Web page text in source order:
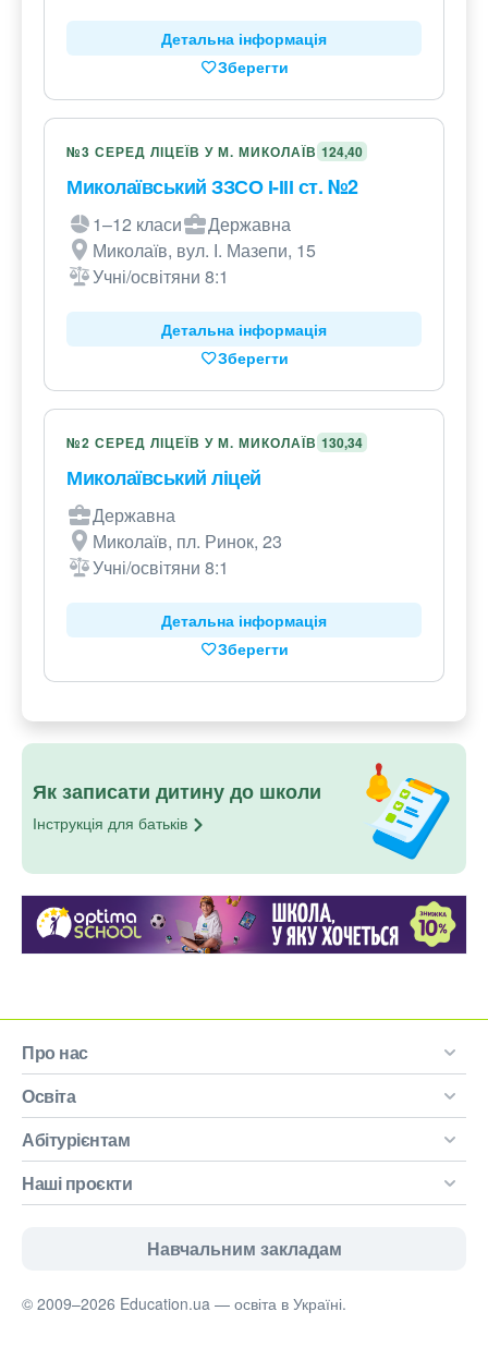
Детальна інформація
Зберегти
№3 СЕРЕД ЛІЦЕЇВ У М. МИКОЛАЇВ 124,40
Миколаївський ЗЗСО І-ІІІ ст. №2
1–12 класи
Державна
Миколаїв, вул. І. Мазепи, 15
Учні/освітяни 8:1
Детальна інформація
Зберегти
№2 СЕРЕД ЛІЦЕЇВ У М. МИКОЛАЇВ 130,34
Миколаївський ліцей
Державна
Миколаїв, пл. Ринок, 23
Учні/освітяни 8:1
Детальна інформація
Зберегти
Як записати дитину до школи
Інструкція для батьків
Про нас
Освіта
Абітурієнтам
Наші проєкти
Навчальним закладам
© 2009–2026 Education.ua — освіта в Україні.